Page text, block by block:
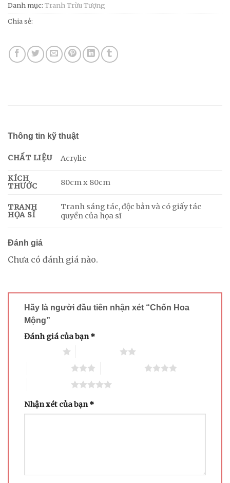
Danh mục: Tranh Trừu Tượng
Chia sẻ:
Thông tin kỹ thuật
CHẤT LIỆU Acrylic
KÍCH
THƯỚC
80cm x 80cm
TRANH
HỌA SĨ
Tranh sáng tác, độc bản và có giấy tác
quyền của họa sĩ
Đánh giá
Chưa có đánh giá nào.
Hãy là người đầu tiên nhận xét “Chốn Hoa
Mộng”
Đánh giá của bạn *
Nhận xét của bạn*